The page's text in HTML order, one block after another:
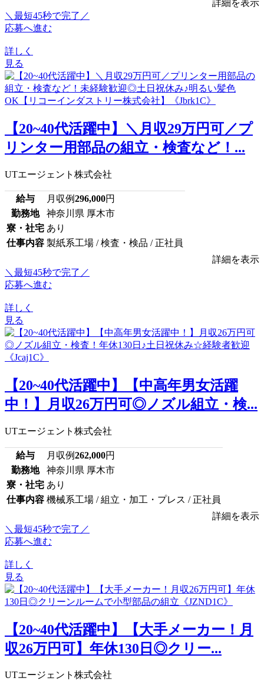
詳細を表示
＼最短45秒で完了／
応募へ進む
詳しく
見る
【20~40代活躍中】＼月収29万円可／プ
リンター用部品の組立・検査など！...
UTエージェント株式会社
給与 月収例296,000円
勤務地
神奈川県 厚木市
寮・社宅 あり
仕事内容 製紙系工場 / 検査・検品 / 正社員
詳細を表示
＼最短45秒で完了／
応募へ進む
詳しく
見る
【20~40代活躍中】【中高年男女活躍
中！】月収26万円可◎ノズル組立・検...
UTエージェント株式会社
給与 月収例262,000円
勤務地
神奈川県 厚木市
寮・社宅 あり
仕事内容 機械系工場 / 組立・加工・プレス / 正社員
詳細を表示
＼最短45秒で完了／
応募へ進む
詳しく
見る
【20~40代活躍中】【大手メーカー！月
収26万円可】年休130日◎クリー...
UTエージェント株式会社